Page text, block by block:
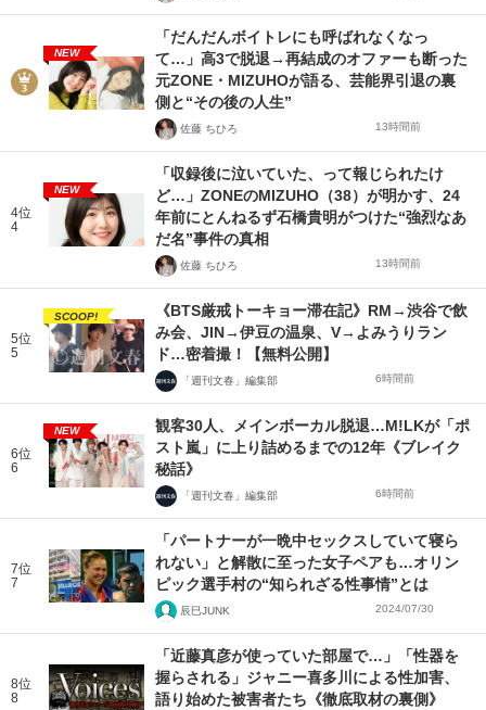
NEW
「だんだんボイトレにも呼ばれなくなっ
て…」高3で脱退→再結成のオファーも断った
元ZONE・MIZUHOが語る、芸能界引退の裏
側と“その後の人生”
佐藤 ちひろ 13時間前
4位
4
NEW
「収録後に泣いていた、って報じられたけ
ど…」ZONEのMIZUHO（38）が明かす、24
年前にとんねるず石橋貴明がつけた“強烈なあ
だ名”事件の真相
佐藤 ちひろ 13時間前
5位
5
SCOOP!
《BTS厳戒トーキョー滞在記》RM→渋谷で飲
み会、JIN→伊豆の温泉、V→よみうりラン
ド…密着撮！【無料公開】
「週刊文春」編集部 6時間前
6位
6
NEW
観客30人、メインボーカル脱退…M!LKが「ポ
スト嵐」に上り詰めるまでの12年《ブレイク
秘話》
「週刊文春」編集部 6時間前
7位
7
「パートナーが一晩中セックスしていて寝ら
れない」と解散に至った女子ペアも…オリン
ピック選手村の“知られざる性事情”とは
辰巳JUNK 2024/07/30
8位
8
「近藤真彦が使っていた部屋で…」「性器を
握らされる」ジャニー喜多川による性加害、
語り始めた被害者たち《徹底取材の裏側》